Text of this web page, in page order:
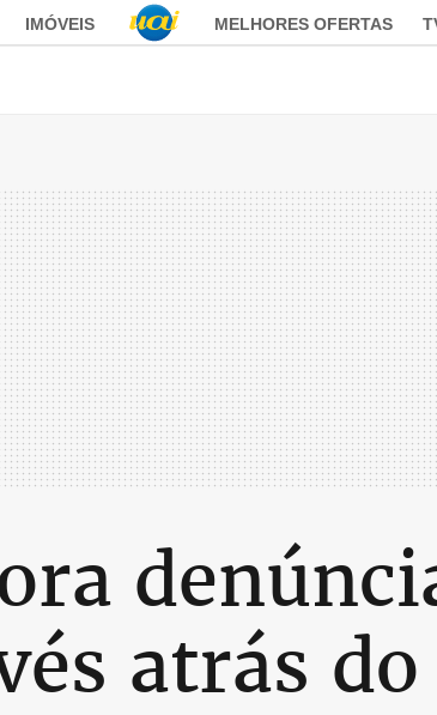
IMÓVEIS MELHORES OFERTAS
atrás